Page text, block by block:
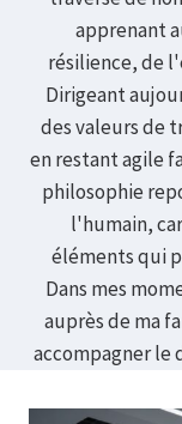
apprenant
résilience, de
Dirigeant
des valeurs de
en restant agile
philosophie
l'humain,
éléments qui
Dans mes
auprès de ma
accompagner le